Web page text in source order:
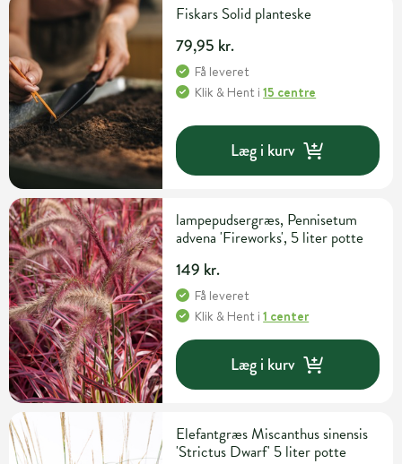
Fiskars Solid planteske
79,95 kr.
Få leveret
Klik & Hent i15 centre
Læg i kurv
lampepudsergræs, Pennisetum
advena 'Fireworks', 5 liter potte
149 kr.
Få leveret
Klik & Hent i1 center
Læg i kurv
Elefantgræs Miscanthus sinensis
'Strictus Dwarf' 5 liter potte